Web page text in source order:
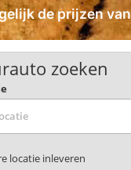
de prijzen
zoeken
locatie inleveren